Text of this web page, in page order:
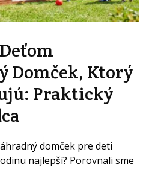
Domček, Ktorý
Praktický
domček pre deti
najlepší? Porovnali sme